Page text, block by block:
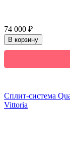
74 000 ₽
В корзину
Сплит-система
Vittoria